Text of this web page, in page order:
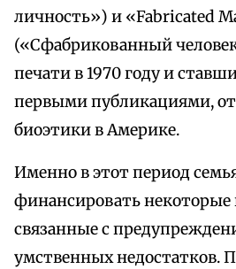
личность») и «Fabricated
(«Сфабрикованный
печати в 1970 году и
первыми публикациями,
биоэтики в Америке.
Именно в этот период
финансировать некоторые
связанные с
умственных недостатков.